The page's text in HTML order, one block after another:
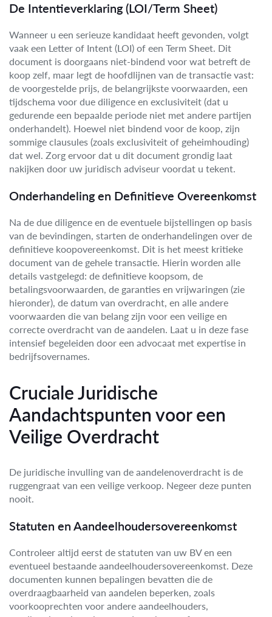
De Intentieverklaring (LOI/Term Sheet)
Wanneer u een serieuze kandidaat heeft gevonden, volgt
vaak een Letter of Intent (LOI) of een Term Sheet. Dit
document is doorgaans niet-bindend voor wat betreft de
koop zelf, maar legt de hoofdlijnen van de transactie vast:
de voorgestelde prijs, de belangrijkste voorwaarden, een
tijdschema voor due diligence en exclusiviteit (dat u
gedurende een bepaalde periode niet met andere partijen
onderhandelt). Hoewel niet bindend voor de koop, zijn
sommige clausules (zoals exclusiviteit of geheimhouding)
dat wel. Zorg ervoor dat u dit document grondig laat
nakijken door uw juridisch adviseur voordat u tekent.
Onderhandeling en Definitieve Overeenkomst
Na de due diligence en de eventuele bijstellingen op basis
van de bevindingen, starten de onderhandelingen over de
definitieve koopovereenkomst. Dit is het meest kritieke
document van de gehele transactie. Hierin worden alle
details vastgelegd: de definitieve koopsom, de
betalingsvoorwaarden, de garanties en vrijwaringen (zie
hieronder), de datum van overdracht, en alle andere
voorwaarden die van belang zijn voor een veilige en
correcte overdracht van de aandelen. Laat u in deze fase
intensief begeleiden door een advocaat met expertise in
bedrijfsovernames.
Cruciale Juridische
Aandachtspunten voor een
Veilige Overdracht
De juridische invulling van de aandelenoverdracht is de
ruggengraat van een veilige verkoop. Negeer deze punten
nooit.
Statuten en Aandeelhoudersovereenkomst
Controleer altijd eerst de statuten van uw BV en een
eventueel bestaande aandeelhoudersovereenkomst. Deze
documenten kunnen bepalingen bevatten die de
overdraagbaarheid van aandelen beperken, zoals
voorkooprechten voor andere aandeelhouders,